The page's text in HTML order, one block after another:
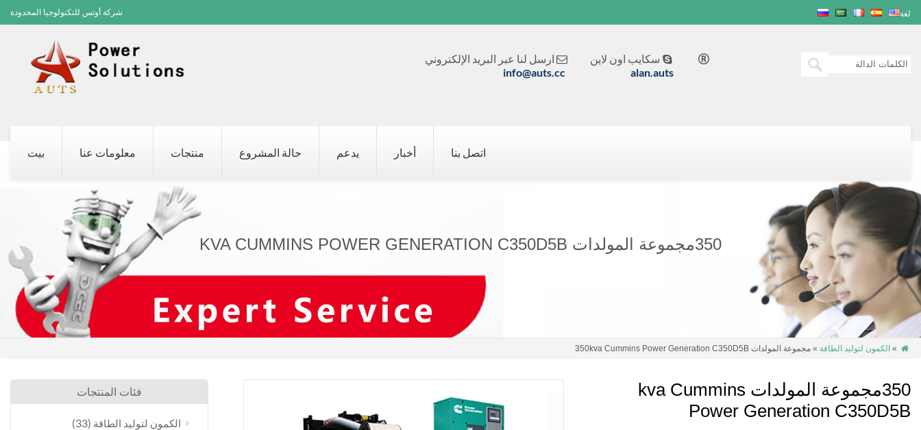
شركة أوتس للتكنولوجيا المحدودة لغة
 ارسل لنا عبر البريد الإلكتروني
info@auts.cc
 سكايب اون لاين
alan.auts

بيت معلومات عنا منتجات حالة المشروع يدعم أخبار اتصل بنا
350مجموعة المولدات KVA CUMMINS POWER GENERATION C350D5B

» الكمون لتوليد الطاقة » مجموعة المولدات 350kva Cummins Power Generation C350D5B
350مجموعة المولدات kva Cummins
Power Generation C350D5B
فئات المنتجات
الكمون لتوليد الطاقة (33)